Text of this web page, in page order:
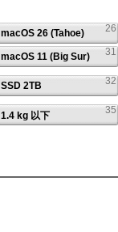
26
macOS 26 (Tahoe)
31
macOS 11 (Big Sur)
32
SSD 2TB
35
1.4 kg 以下